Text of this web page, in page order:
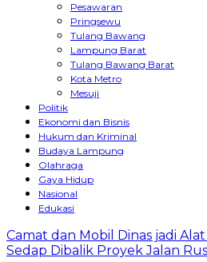
Pesawaran
Pringsewu
Tulang Bawang
Lampung Barat
Tulang Bawang Barat
Kota Metro
Mesuji
Politik
Ekonomi dan Bisnis
Hukum dan Kriminal
Budaya Lampung
Olahraga
Gaya Hidup
Nasional
Edukasi
Camat dan Mobil Dinas jadi
Sedap Dibalik Proyek Jalan